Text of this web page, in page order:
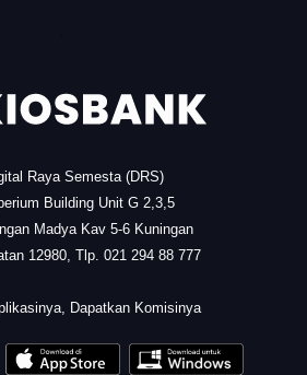
Raya Semesta (DRS)
Building Unit G 2,3,5
Madya Kav 5-6 Kuningan
12980, Tlp. 021 294 88 777
Dapatkan Komisinya